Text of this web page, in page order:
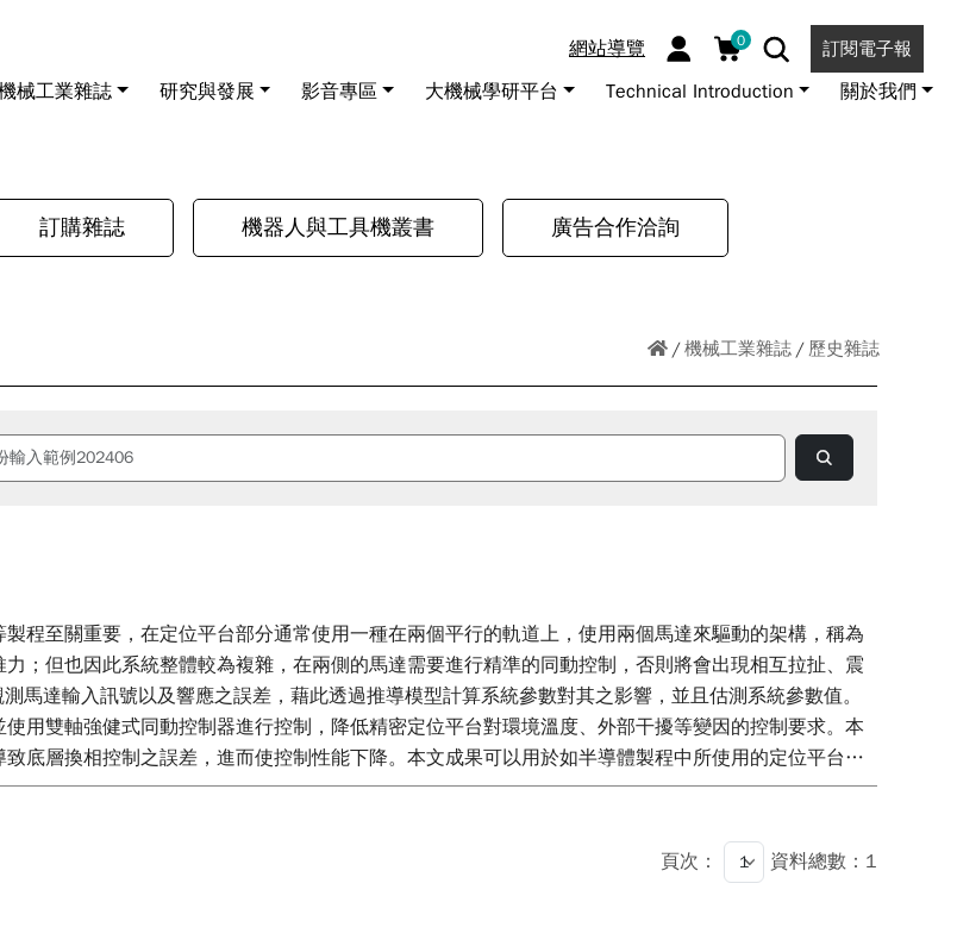
網站導覽 0 訂閱電子報
械工業雜誌 研究與發展 影音專區 大機械學研平台 Technical Introduction 關於我們
訂購雜誌 機器人與工具機叢書 廣告合作洽詢
機械工業雜誌 歷史雜誌
程至關重要，在定位平台部分通常使用一種在兩個平行的軌道上，使用兩個馬達來驅動的架構，稱為
；但也因此系統整體較為複雜，在兩側的馬達需要進行精準的同動控制，否則將會出現相互拉扯、震
馬達輸入訊號以及響應之誤差，藉此透過推導模型計算系統參數對其之影響，並且估測系統參數值。
用雙軸強健式同動控制器進行控制，降低精密定位平台對環境溫度、外部干擾等變因的控制要求。本
底層換相控制之誤差，進而使控制性能下降。本文成果可以用於如半導體製程中所使用的定位平台，
且精準的移動到指定位置。
頁次： 資料總數：1